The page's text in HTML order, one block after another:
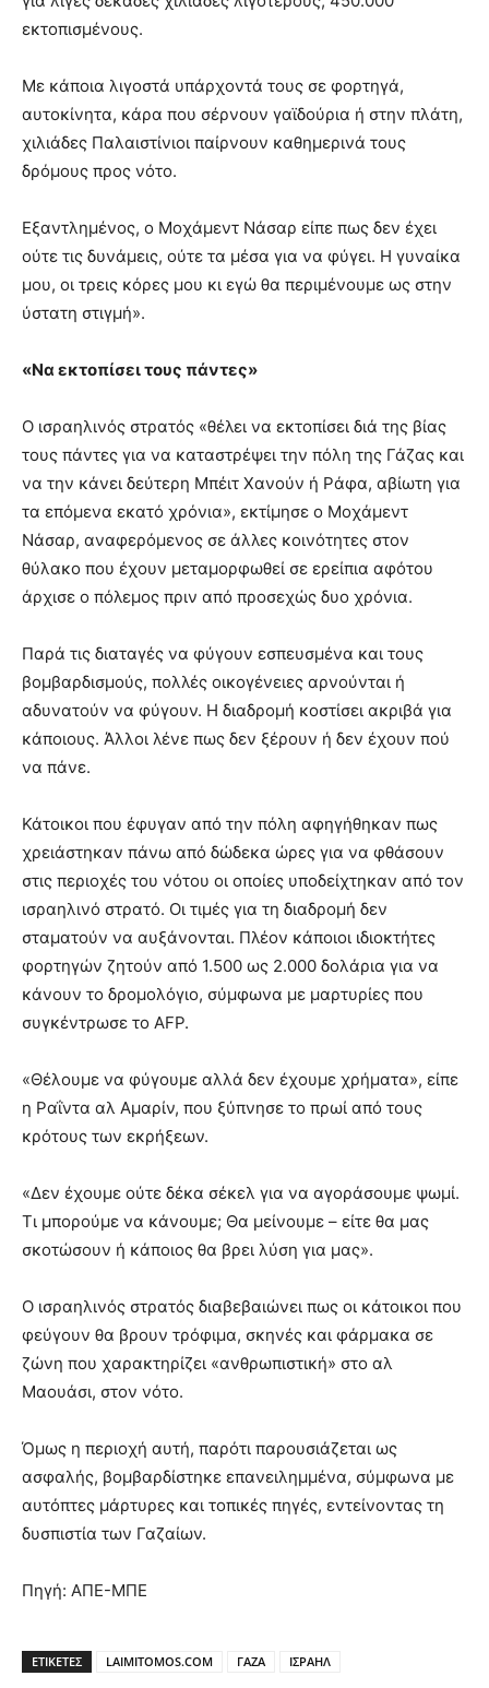
εκτοπισμένους.
Με κάποια λιγοστά υπάρχοντά τους σε φορτηγά,
αυτοκίνητα, κάρα που σέρνουν γαϊδούρια ή στην πλάτη,
χιλιάδες Παλαιστίνιοι παίρνουν καθημερινά τους
δρόμους προς νότο.
Εξαντλημένος, ο Μοχάμεντ Νάσαρ είπε πως δεν έχει
ούτε τις δυνάμεις, ούτε τα μέσα για να φύγει. Η γυναίκα
μου, οι τρεις κόρες μου κι εγώ θα περιμένουμε ως στην
ύστατη στιγμή».
«Να εκτοπίσει τους πάντες»
Ο ισραηλινός στρατός «θέλει να εκτοπίσει διά της βίας
τους πάντες για να καταστρέψει την πόλη της Γάζας και
να την κάνει δεύτερη Μπέιτ Χανούν ή Ράφα, αβίωτη για
τα επόμενα εκατό χρόνια», εκτίμησε ο Μοχάμεντ
Νάσαρ, αναφερόμενος σε άλλες κοινότητες στον
θύλακο που έχουν μεταμορφωθεί σε ερείπια αφότου
άρχισε ο πόλεμος πριν από προσεχώς δυο χρόνια.
Παρά τις διαταγές να φύγουν εσπευσμένα και τους
βομβαρδισμούς, πολλές οικογένειες αρνούνται ή
αδυνατούν να φύγουν. Η διαδρομή κοστίσει ακριβά για
κάποιους. Άλλοι λένε πως δεν ξέρουν ή δεν έχουν πού
να πάνε.
Κάτοικοι που έφυγαν από την πόλη αφηγήθηκαν πως
χρειάστηκαν πάνω από δώδεκα ώρες για να φθάσουν
στις περιοχές του νότου οι οποίες υποδείχτηκαν από τον
ισραηλινό στρατό. Οι τιμές για τη διαδρομή δεν
σταματούν να αυξάνονται. Πλέον κάποιοι ιδιοκτήτες
φορτηγών ζητούν από 1.500 ως 2.000 δολάρια για να
κάνουν το δρομολόγιο, σύμφωνα με μαρτυρίες που
συγκέντρωσε το AFP.
«Θέλουμε να φύγουμε αλλά δεν έχουμε χρήματα», είπε
η Ραΐντα αλ Αμαρίν, που ξύπνησε το πρωί από τους
κρότους των εκρήξεων.
«Δεν έχουμε ούτε δέκα σέκελ για να αγοράσουμε ψωμί.
Τι μπορούμε να κάνουμε; Θα μείνουμε – είτε θα μας
σκοτώσουν ή κάποιος θα βρει λύση για μας».
Ο ισραηλινός στρατός διαβεβαιώνει πως οι κάτοικοι που
φεύγουν θα βρουν τρόφιμα, σκηνές και φάρμακα σε
ζώνη που χαρακτηρίζει «ανθρωπιστική» στο αλ
Μαουάσι, στον νότο.
Όμως η περιοχή αυτή, παρότι παρουσιάζεται ως
ασφαλής, βομβαρδίστηκε επανειλημμένα, σύμφωνα με
αυτόπτες μάρτυρες και τοπικές πηγές, εντείνοντας τη
δυσπιστία των Γαζαίων.
Πηγή: ΑΠΕ-ΜΠΕ
ΕΤΙΚΕΤΕΣ LAIMITOMOS.COM ΓΑΖΑ ΙΣΡΑΗΛ